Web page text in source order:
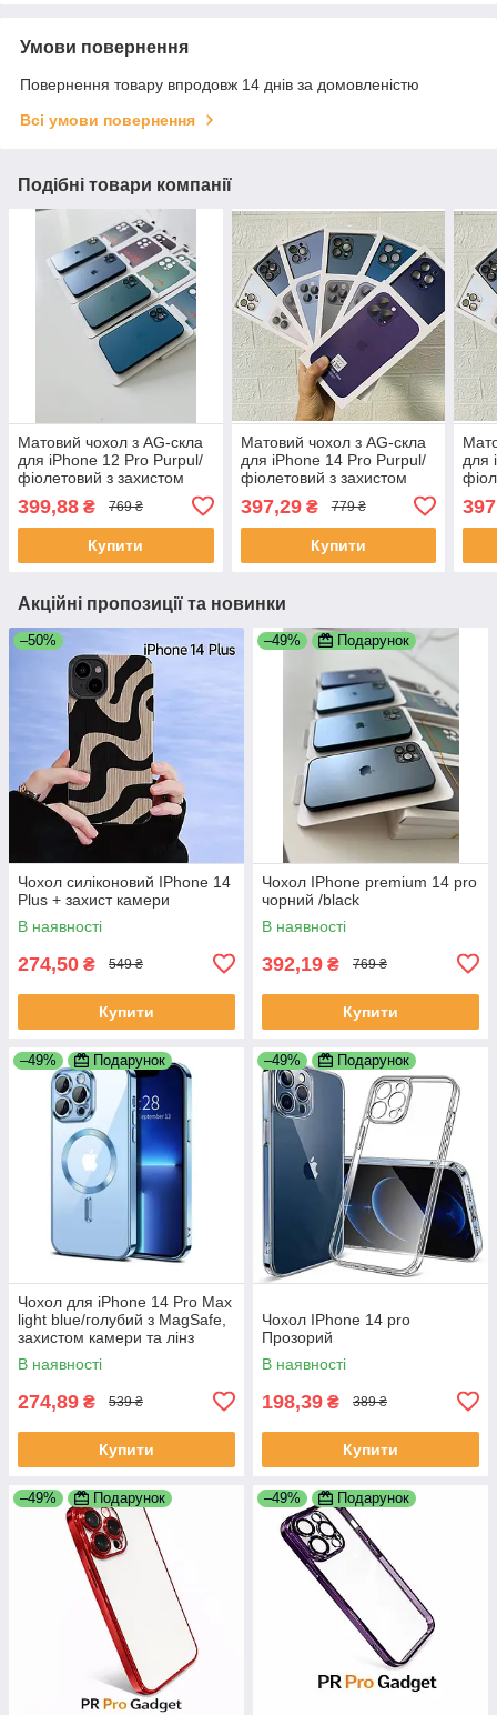
Умови повернення
Повернення товару впродовж 14 днів за домовленістю
Всі умови повернення
Подібні товари компанії
Матовий чохол з AG-скла
для iPhone 12 Pro Purpul/
фіолетовий з захистом
камери | Проти відбитків |
TPU + загартоване скло
399,88 ₴ 769 ₴
Купити
Матовий чохол з AG-скла
для iPhone 14 Pro Purpul/
фіолетовий з захистом
камери | Проти відбитків |
TPU + загартоване скло
397,29₴ 779 ₴
Купити
для
TPU
Акційні пропозиції та новинки
–50%
Чохол силіконовий IPhone 14
Plus + захист камери
В наявності
274,50 ₴ 549 ₴
Купити
–49% Подарунок
Чохол IPhone premium 14 pro
чорний /black
В наявності
392,19 ₴ 769 ₴
Купити
–49% Подарунок
Чохол для iPhone 14 Pro Max
light blue/голубий з MagSafe,
захистом камери та лінз
В наявності
274,89 ₴ 539 ₴
Купити
–49% Подарунок
Чохол IPhone 14 pro
Прозорий
В наявності
198,39 ₴ 389 ₴
Купити
–49% Подарунок –49% Подарунок